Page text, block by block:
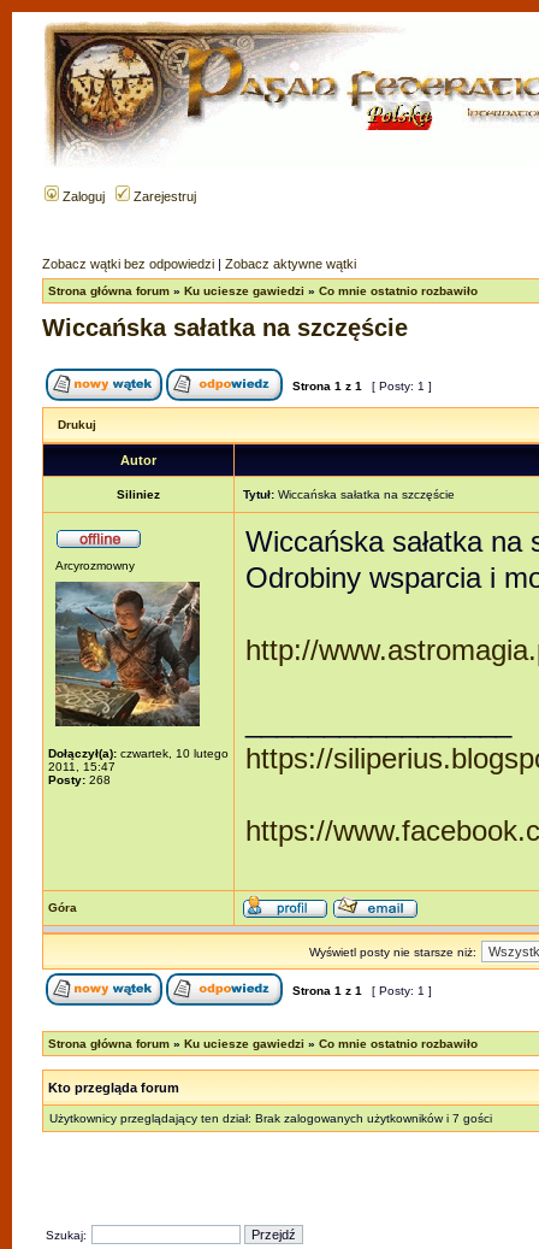
Zaloguj Zarejestruj
Zobacz wątki bez odpowiedzi | Zobacz aktywne wątki
Strona główna forum » Ku uciesze gawiedzi » Co mnie ostatnio rozbawiło
Wiccańska sałatka na szczęście
Strona 1 z 1 [ Posty: 1 ]
Drukuj
Autor
Siliniez Tytuł: Wiccańska sałatka na szczęście
Arcyrozmowny
Dołączył(a): czwartek, 10 lutego
2011, 15:47
Posty: 268
Wiccańska sałatka na
Odrobiny wsparcia i
http://
https://
https://
Góra
Wyświetl posty nie starsze niż:
Strona 1 z 1 [ Posty: 1 ]
Strona główna forum » Ku uciesze gawiedzi » Co mnie ostatnio rozbawiło
Kto przegląda forum
Użytkownicy przeglądający ten dział: Brak zalogowanych użytkowników i 7 gości
Szukaj: